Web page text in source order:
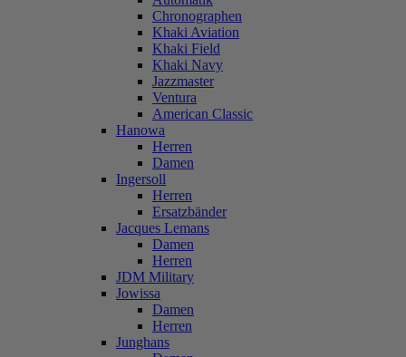
Chronographen
Khaki Aviation
Khaki Field
Khaki Navy
Jazzmaster
Ventura
American Classic
Hanowa
Herren
Damen
Ingersoll
Herren
Ersatzbänder
Jacques Lemans
Damen
Herren
JDM Military
Jowissa
Damen
Herren
Junghans